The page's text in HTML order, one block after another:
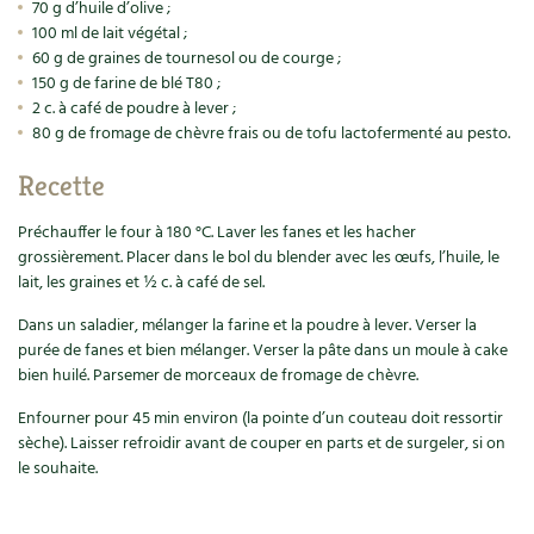
Cuisine saine
Manger bio
Agenda, calendrier
NOUVEAUTÉS
Feuilleter le catalogue
Le magazine Les 4 saisons
Stages
Séjourner en Trièves
Nous contacter
Bricolages au jardin
Outils et ustensiles du jardin
Biodiversité
Ravageurs et maladies au jardin
Petit élevage
Cuisine saine
Alimentation et nutrition
Recettes par type de plat
Les chroniques de Marie
Forums
Jardin bio
Habitat écologique
Cuisine saine
Soins naturels
Société et alternatives
Questions à la rédaction
70 g d’huile d’olive ;
100 ml de lait végétal ;
60 g de graines de tournesol ou de courge ;
150 g de farine de blé T80 ;
2 c. à café de poudre à lever ;
80 g de fromage de chèvre frais ou de tofu lactofermenté au pesto.
Recette
Préchauffer le four à 180 °C. Laver les fanes et les hacher
grossièrement. Placer dans le bol du blender avec les œufs, l’huile, le
lait, les graines et ½ c. à café de sel.
Dans un saladier, mélanger la farine et la poudre à lever. Verser la
purée de fanes et bien mélanger. Verser la pâte dans un moule à cake
bien huilé. Parsemer de morceaux de fromage de chèvre.
Enfourner pour 45 min environ (la pointe d’un couteau doit ressortir
sèche). Laisser refroidir avant de couper en parts et de surgeler, si on
le souhaite.